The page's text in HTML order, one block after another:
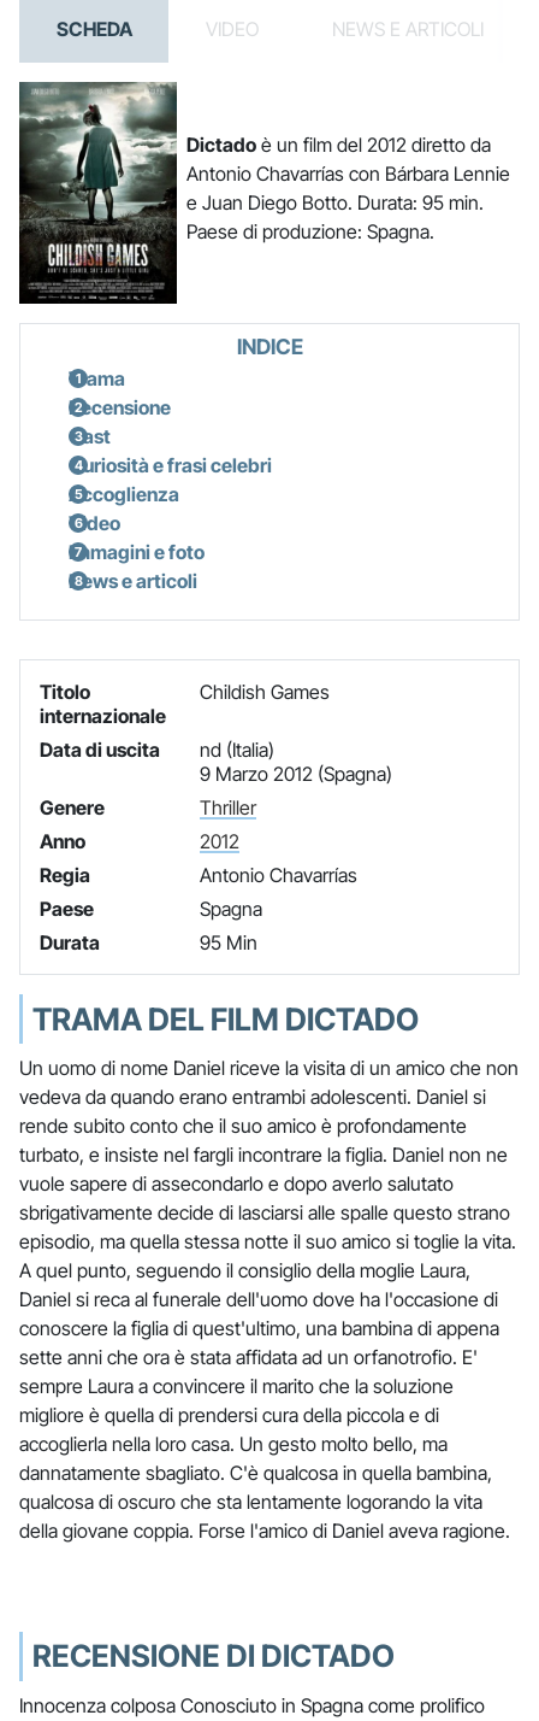
SCHEDA VIDEO NEWS E ARTICOLI
Dictadoè un film del 2012 diretto da
Antonio Chavarrías con Bárbara Lennie
e Juan Diego Botto. Durata: 95 min.
Paese di produzione: Spagna.
INDICE
Trama
Recensione
Cast
Curiosità e frasi celebri
Accoglienza
Video
Immagini e foto
News e articoli
Titolo
internazionale
Childish Games
Data di uscita
nd (Italia)
9 Marzo 2012 (Spagna)
Genere
Thriller
Anno
2012
Regia
Antonio Chavarrías
Paese
Spagna
Durata
95 Min
TRAMA DEL FILM DICTADO
Un uomo di nome Daniel riceve la visita di un amico che non
vedeva da quando erano entrambi adolescenti. Daniel si
rende subito conto che il suo amico è profondamente
turbato, e insiste nel fargli incontrare la figlia. Daniel non ne
vuole sapere di assecondarlo e dopo averlo salutato
sbrigativamente decide di lasciarsi alle spalle questo strano
episodio, ma quella stessa notte il suo amico si toglie la vita.
A quel punto, seguendo il consiglio della moglie Laura,
Daniel si reca al funerale dell'uomo dove ha l'occasione di
conoscere la figlia di quest'ultimo, una bambina di appena
sette anni che ora è stata affidata ad un orfanotrofio. E'
sempre Laura a convincere il marito che la soluzione
migliore è quella di prendersi cura della piccola e di
accoglierla nella loro casa. Un gesto molto bello, ma
dannatamente sbagliato. C'è qualcosa in quella bambina,
qualcosa di oscuro che sta lentamente logorando la vita
della giovane coppia. Forse l'amico di Daniel aveva ragione.
RECENSIONE DI DICTADO
Innocenza colposa Conosciuto in Spagna come prolifico